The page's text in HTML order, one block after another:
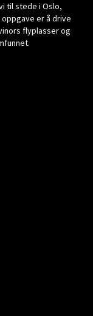
til stede i Oslo,
er å drive
flyplasser og